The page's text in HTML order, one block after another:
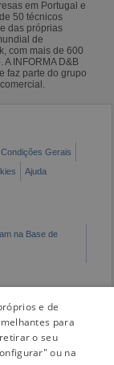
em Portugal e
50 técnicos
das próprias
de
com mais de 600
INFORMA D&B
faz parte do grupo
Condições Gerais
Ajuda
na Base de
e de
para
o seu
ou na